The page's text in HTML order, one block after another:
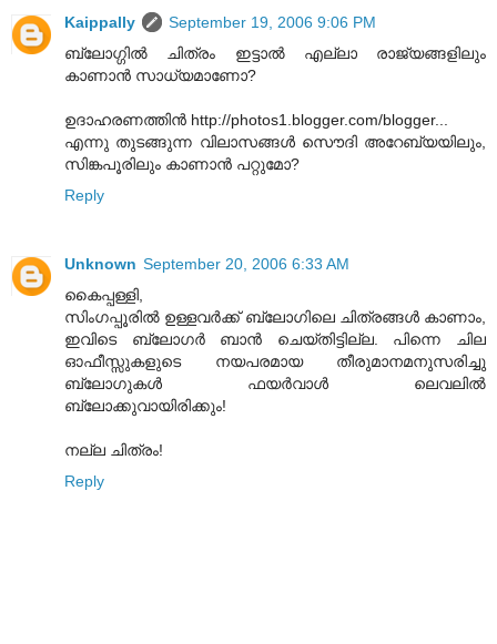
Kaippally
September 19, 2006 9:06 PM
ബ്ലോഗ്ഗില്‍ ചിത്രം ഇട്ടാല്‍ എല്ലാ രാജ്യങ്ങളിലും
കാണാന്‍ സാധ്യമാണോ?
ഉദാഹരണത്തിന്‍ http://photos1.blogger.com/blogger...
എന്നു തുടങ്ങുന്ന വിലാസങ്ങള്‍ സൌദി അറേബ്യയിലും,
സിങ്കപൂരിലും കാണാന്‍ പറ്റുമോ?
Reply
Unknown September 20, 2006 6:33 AM
കൈപ്പള്ളി,
സിംഗപ്പൂരില്‍ ഉള്ളവര്‍ക്ക് ബ്ലോഗിലെ ചിത്രങ്ങള്‍ കാണാം,
ഇവിടെ ബ്ലോഗര്‍ ബാന്‍ ചെയ്തിട്ടില്ല. പിന്നെ ചില
ഓഫീസ്സുകളുടെ നയപരമായ തീരുമാനമനുസരിച്ചു
ബ്ലോഗുകള്‍ ഫയര്‍വാള്‍ ലെവലില്‍
ബ്ലോക്കുവായിരിക്കും!
നല്ല ചിത്രം!
Reply